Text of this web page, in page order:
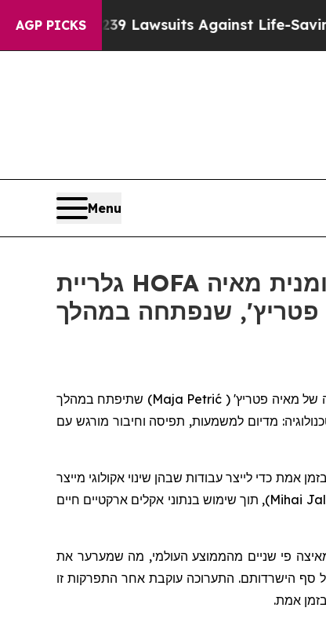
AGP PICKS239 Lawsuits Against Life-Saving
Menu
גלריית HOFA מציגה את התערוכה "דגימות זמן: הנשגב המקולקל" של האומנית מאיה
של מאיה פטריץ'
(
Maja Petrić
) שתיפתח במהלך
לטכנולוגיה: מדיום למשמעות, תפיסה וחיבור מורגש עם
כדי לייצר עבודות שבהן שינוי אקולוגי מייצר
Mihai
), תוך שימוש בנתוני אקלים ארקטיים חיים
מאיצה פי שניים מהממוצע העולמי, מה שמערער את
סף הישרדותם. התערוכה עוקבת אחר התפרקות זו
אמת.